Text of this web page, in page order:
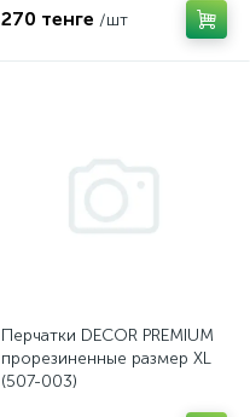
270 тенге /шт
Перчатки DECOR PREMIUM
прорезиненные размер ХL
(507-003)